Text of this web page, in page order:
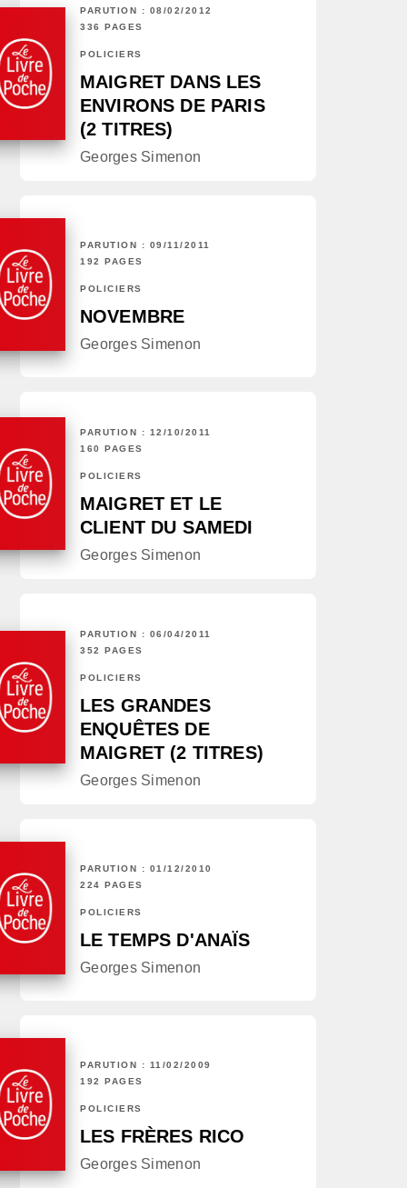
PARUTION : 08/02/2012
336 PAGES
POLICIERS
MAIGRET DANS LES
ENVIRONS DE PARIS
(2 TITRES)
Georges Simenon
PARUTION : 09/11/2011
192 PAGES
POLICIERS
NOVEMBRE
Georges Simenon
PARUTION : 12/10/2011
160 PAGES
POLICIERS
MAIGRET ET LE
CLIENT DU SAMEDI
Georges Simenon
PARUTION : 06/04/2011
352 PAGES
POLICIERS
LES GRANDES
ENQUÊTES DE
MAIGRET (2 TITRES)
Georges Simenon
PARUTION : 01/12/2010
224 PAGES
POLICIERS
LE TEMPS D'ANAÏS
Georges Simenon
PARUTION : 11/02/2009
192 PAGES
POLICIERS
LES FRÈRES RICO
Georges Simenon